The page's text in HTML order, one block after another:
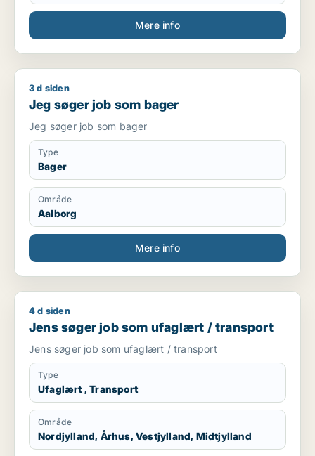
Mere info
Jeg søger job som bager
3 d siden
Jeg søger job som bager
Jeg søger job som bager
Type
Bager
Område
Aalborg
Mere info
Jens søger job som ufaglært / transport
4 d siden
Jens søger job som ufaglært / transport
Jens søger job som ufaglært / transport
Type
Ufaglært , Transport
Område
Nordjylland, Århus, Vestjylland, Midtjylland